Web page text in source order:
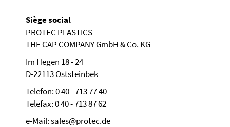
Siège social
PROTEC PLASTICS
THE CAP COMPANY GmbH & Co. KG
Im Hegen 18 - 24
D-22113 Oststeinbek
Telefon: 0 40 - 713 77 40
Telefax: 0 40 - 713 87 62
e-Mail: sales@protec.de